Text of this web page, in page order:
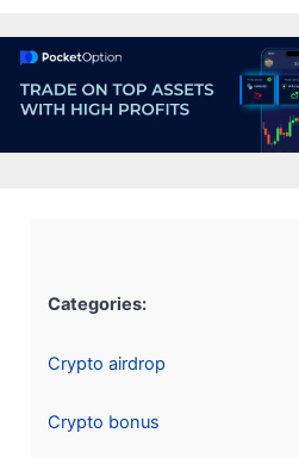
Categories:
Crypto airdrop
Crypto bonus